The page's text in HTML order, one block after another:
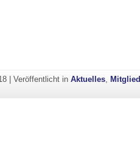
|Veröffentlicht inAktuelles